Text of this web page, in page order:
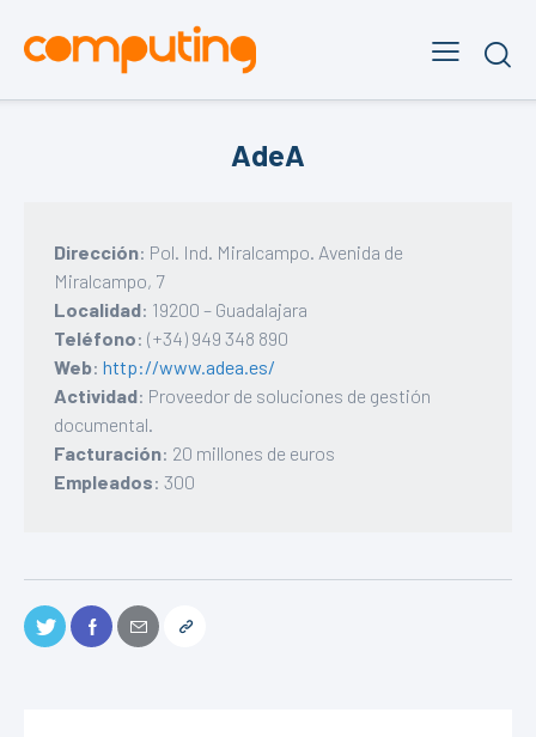
AdeA
Dirección: Pol. Ind. Miralcampo. Avenida de
Miralcampo, 7
Localidad: 19200 – Guadalajara
Teléfono: (+34) 949 348 890
Web: http://www.adea.es/
Actividad: Proveedor de soluciones de gestión
documental.
Facturación: 20 millones de euros
Empleados: 300